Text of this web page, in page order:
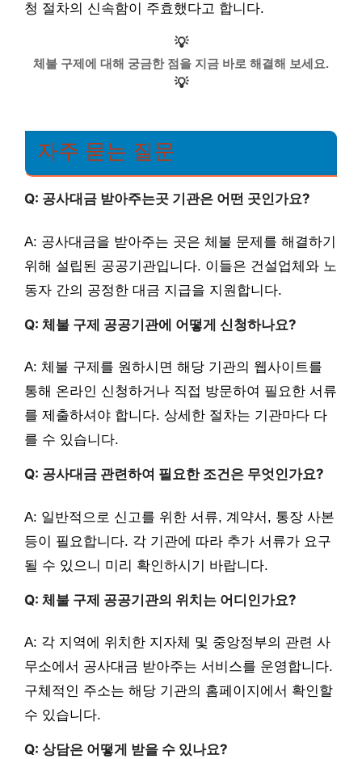
청 절차의 신속함이 주효했다고 합니다.
💡
체불 구제에 대해 궁금한 점을 지금 바로 해결해 보세요.
💡
자주 묻는 질문
Q: 공사대금 받아주는곳 기관은 어떤 곳인가요?
A: 공사대금을 받아주는 곳은 체불 문제를 해결하기
위해 설립된 공공기관입니다. 이들은 건설업체와 노
동자 간의 공정한 대금 지급을 지원합니다.
Q: 체불 구제 공공기관에 어떻게 신청하나요?
A: 체불 구제를 원하시면 해당 기관의 웹사이트를
통해 온라인 신청하거나 직접 방문하여 필요한 서류
를 제출하셔야 합니다. 상세한 절차는 기관마다 다
를 수 있습니다.
Q: 공사대금 관련하여 필요한 조건은 무엇인가요?
A: 일반적으로 신고를 위한 서류, 계약서, 통장 사본
등이 필요합니다. 각 기관에 따라 추가 서류가 요구
될 수 있으니 미리 확인하시기 바랍니다.
Q: 체불 구제 공공기관의 위치는 어디인가요?
A: 각 지역에 위치한 지자체 및 중앙정부의 관련 사
무소에서 공사대금 받아주는 서비스를 운영합니다.
구체적인 주소는 해당 기관의 홈페이지에서 확인할
수 있습니다.
Q: 상담은 어떻게 받을 수 있나요?